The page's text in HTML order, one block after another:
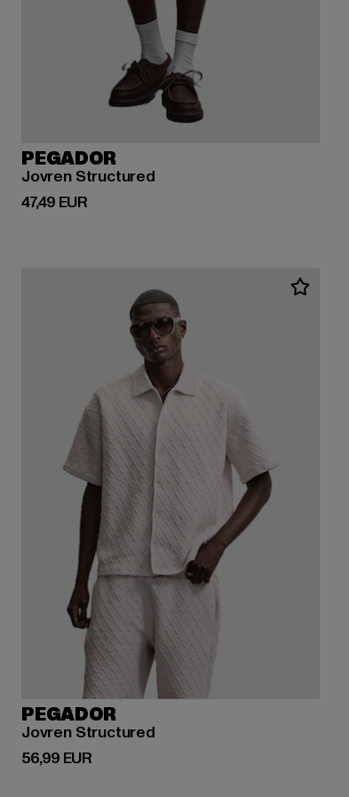
PEGADOR
Jovren Structured
47,49 EUR
Derzeitiger Preis: 47,49 EUR
PEGADOR
Jovren Structured
56,99 EUR
Derzeitiger Preis: 56,99 EUR